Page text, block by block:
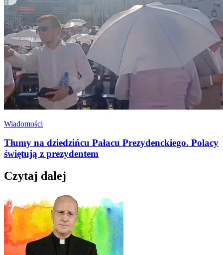
Wiadomości
Tłumy na dziedzińcu Pałacu Prezydenckiego. Polacy
świętują z prezydentem
Czytaj dalej